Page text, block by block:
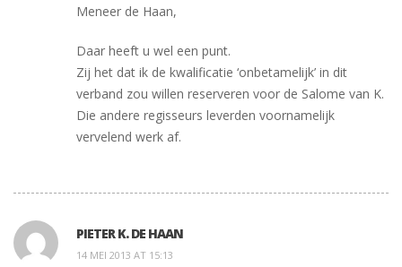
Meneer de Haan,
Daar heeft u wel een punt.
Zij het dat ik de kwalificatie ‘onbetamelijk’ in dit
verband zou willen reserveren voor de Salome van K.
Die andere regisseurs leverden voornamelijk
vervelend werk af.
PIETER K. DE HAAN
14 MEI 2013 AT 15:13